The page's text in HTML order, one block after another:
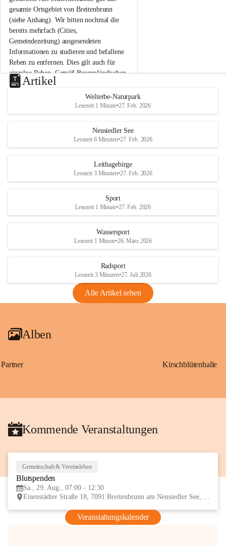
r
u
n
n
a
m
N
e
u
s
d
S
gesamte Ortsgebiet von Breitenbrunn
(siehe Anhang). Wir bitten nochmal die
bereits mehrfach (Cities,
Gemeindezeitung) ausgesendeten
Informationen zu studieren und befallene
Reben zu entfernen. Dies gilt auch für
einzelne Reben. Gemäß Burgenländischen
Weinbaugesetz sind nicht gepflegte oder
unzulässige Weingärten zu roden! Bitte
helfen wir zusammen um unsere Winzer
vor den prognostizierten Ernteausfällen
und den daraus folgenden wirtschaftlichen
Maßnahmen zur Bekämpfung
Rebe und der Amerikanischen
Anhang VBl. EU Nr. 18
1 Seite•1,4 MB
VBl. EU Nr. 18_2026
u
e
d
r
S
Artikel
Welterbe-Naturpark
Lesezeit 1 Minute•27. Feb. 2026
Neusiedler See
Lesezeit 6 Minuten•27. Feb. 2026
Leithagebirge
Lesezeit 3 Minuten•27. Feb. 2026
Sport
Lesezeit 1 Minute•27. Feb. 2026
Wassersport
Lesezeit 1 Minute•26. März 2026
Radsport
Lesezeit 3 Minuten•27. Juli 2026
Alle Artikel sehen
Alben
Partner Kirschblütenhalle
Kommende Veranstaltungen
Gemeinschaft & Vereinsleben
Blutspenden
Sa., 29. Aug., 07:00 - 12:30
Eisenstädter Straße 18, 7091 Breitenbrunn am Neusiedler See, AUT
Veranstaltungskalender